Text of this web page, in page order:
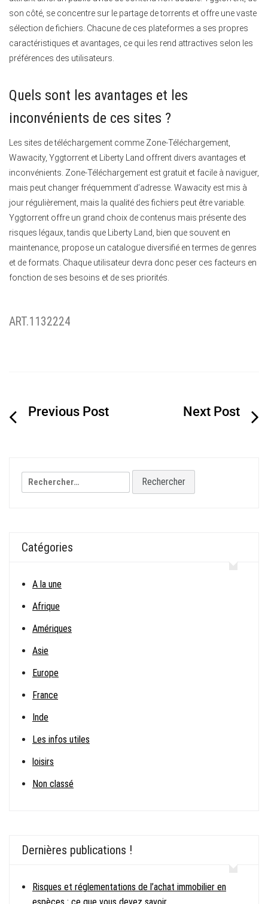
son côté, se concentre sur le partage de torrents et offre une vaste
sélection de fichiers. Chacune de ces plateformes a ses propres
caractéristiques et avantages, ce qui les rend attractives selon les
préférences des utilisateurs.
Quels sont les avantages et les
inconvénients de ces sites ?
Les sites de téléchargement comme Zone-Téléchargement,
Wawacity, Yggtorrent et Liberty Land offrent divers avantages et
inconvénients. Zone-Téléchargement est gratuit et facile à naviguer,
mais peut changer fréquemment d’adresse. Wawacity est mis à
jour régulièrement, mais la qualité des fichiers peut être variable.
Yggtorrent offre un grand choix de contenus mais présente des
risques légaux, tandis que Liberty Land, bien que souvent en
maintenance, propose un catalogue diversifié en termes de genres
et de formats. Chaque utilisateur devra donc peser ces facteurs en
fonction de ses besoins et de ses priorités.
ART.1132224
Navigation
Rechercher :
Catégories
A la une
Afrique
Amériques
Asie
Europe
France
Inde
Les infos utiles
loisirs
Non classé
Dernières publications !
Risques et réglementations de l’achat immobilier en
espèces : ce que vous devez savoir